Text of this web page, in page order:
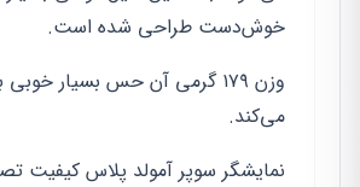
خوش‌دست طراحی شده است.
وزن ۱۷۹ گرمی آن حس بسیار
می‌کند.
نمایشگر سوپر آمولد پلاس کیفیت